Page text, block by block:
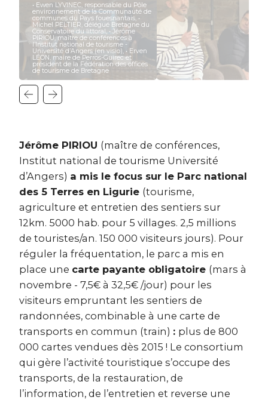
• Ewen LYVINEC, responsable du Pôle
environnement de la Communauté de
communes du Pays fouesnantais, •
Michel PELTIER, délégué Bretagne du
Conservatoire du littoral, • Jérôme
PIRIOU, maître de conférences à
l’Institut national de tourisme -
Université d’Angers (en visio), • Erven
LÉON, maire de Perros-Guirec et
président de la Fédération des offices
de tourisme de Bretagne
Jérôme PIRIOU (maître de conférences,
Institut national de tourisme Université
d’Angers) a mis le focus sur le Parc national
des 5 Terres en Ligurie (tourisme,
agriculture et entretien des sentiers sur
12km. 5000 hab. pour 5 villages. 2,5 millions
de touristes/an. 150 000 visiteurs jours). Pour
réguler la fréquentation, le parc a mis en
place une carte payante obligatoire (mars à
novembre - 7,5€ à 32,5€ /jour) pour les
visiteurs empruntant les sentiers de
randonnées, combinable à une carte de
transports en commun (train) : plus de 800
000 cartes vendues dès 2015 ! Le consortium
qui gère l’activité touristique s’occupe des
transports, de la restauration, de
l’information, de l’entretien et reverse une